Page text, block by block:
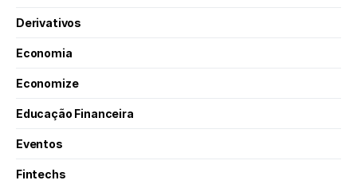
Derivativos
Economia
Economize
Educação Financeira
Eventos
Fintechs